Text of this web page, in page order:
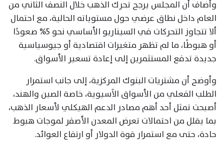
وأضاف أن المجلس يرجح تحرك الذهب خلال النصف الثاني من
العام داخل نطاق عرضي حول مستوياته الحالية، مع احتمال
ألا تتجاوز التحركات في السيناريو الأساسي نحو 5% صعودًا
أو هبوطًا، ما لم تظهر متغيرات اقتصادية أو جيوسياسية
جديدة تدفع المستثمرين إلى إعادة تسعير الأسواق.
وأوضح أن مشتريات البنوك المركزية، إلى جانب استمرار
الطلب الفعلي من الأسواق الآسيوية، خاصة الصين والهند،
أصبحت تمثل أحد أهم مصادر الدعم الهيكلي لأسعار الذهب،
بما يقلل من احتمالات تعرض المعدن الأصفر لموجات هبوط
حادة، حتى مع استمرار قوة الدولار أو ارتفاع العوائد.